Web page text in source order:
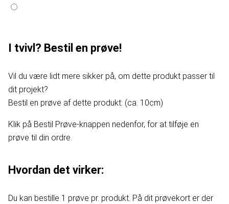
I tvivl? Bestil en prøve!
Vil du være lidt mere sikker på, om dette produkt passer til
dit projekt?
Bestil en prøve af dette produkt. (ca. 10cm)
Klik på Bestil Prøve-knappen nedenfor, for at tilføje en
prøve til din ordre.
Hvordan det virker:
Du kan bestille 1 prøve pr. produkt. På dit prøvekort er der